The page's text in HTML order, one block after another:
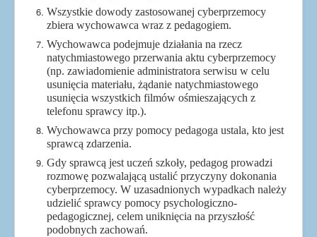
Wszystkie dowody zastosowanej cyberprzemocy
zbiera wychowawca wraz z pedagogiem.
Wychowawca podejmuje działania na rzecz
natychmiastowego przerwania aktu cyberprzemocy
(np. zawiadomienie administratora serwisu w celu
usunięcia materiału, żądanie natychmiastowego
usunięcia wszystkich filmów ośmieszających z
telefonu sprawcy itp.).
Wychowawca przy pomocy pedagoga ustala, kto jest
sprawcą zdarzenia.
Gdy sprawcą jest uczeń szkoły, pedagog prowadzi
rozmowę pozwalającą ustalić przyczyny dokonania
cyberprzemocy. W uzasadnionych wypadkach należy
udzielić sprawcy pomocy psychologiczno-
pedagogicznej, celem uniknięcia na przyszłość
podobnych zachowań.